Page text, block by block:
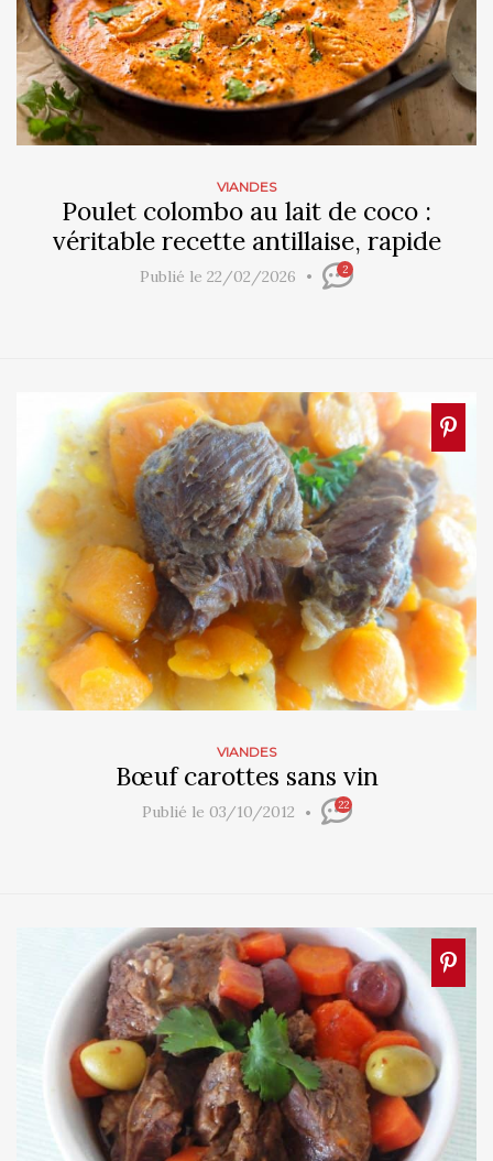
VIANDES
Poulet colombo au lait de coco :
véritable recette antillaise, rapide
Publié le 22/02/2026 2
VIANDES
Bœuf carottes sans vin
Publié le 03/10/2012 22